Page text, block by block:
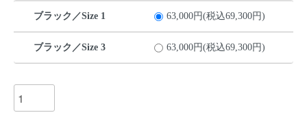
ブラック／Size 1 63,000円(税込69,300円)
ブラック／Size 3 63,000円(税込69,300円)